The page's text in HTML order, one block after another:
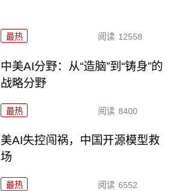
最热 阅读 12558
中美AI分野：从“造脑”到“铸身”的
战略分野
最热 阅读 8400
美AI失控闯祸，中国开源模型救
场
最热 阅读 6552